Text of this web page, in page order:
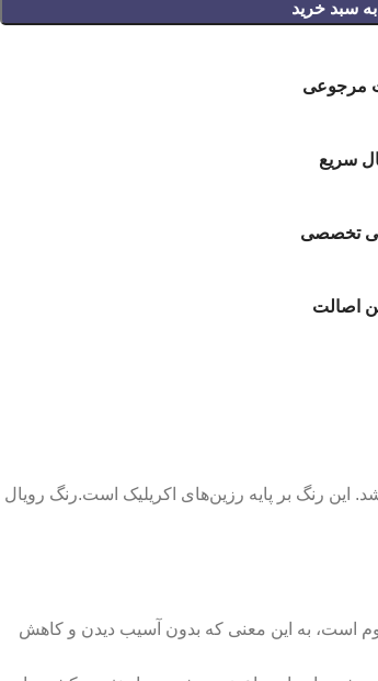
سبد خرید
مرجوعی
سریع
تخصصی
اصالت
رنگ بر پایه رزین‌های اکریلیک است.رنگ‌ رویال
است، به این معنی که بدون آسیب دیدن و کاهش